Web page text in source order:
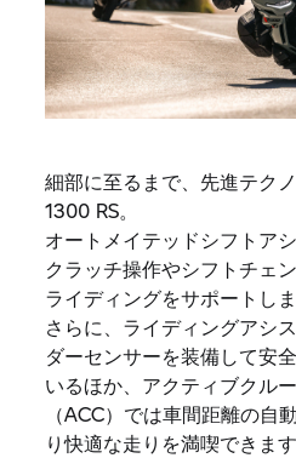
細部に至るまで、先進テク
1300 RS。
オートメイテッドシフトア
クラッチ操作やシフトチェ
ライディングをサポートしま
さらに、ライディングアシ
ダーセンサーを装備して安
いるほか、アクティブクル
（ACC）では車間距離の自
り快適な走りを満喫できます